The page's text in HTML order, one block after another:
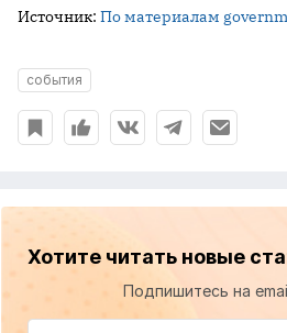
Источник: По материалам
события
Хотите читать новые
Подпишитесь на